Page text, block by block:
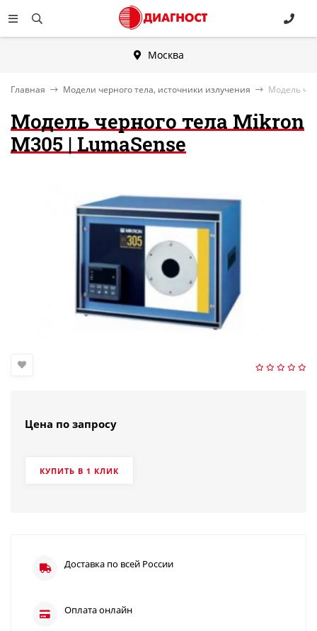
Москва
Главная Модели черного тела, источники излучения Модель
Модель черного тела Mikron
M305 | LumaSense
Цена по запросу
КУПИТЬ В 1 КЛИК
Доставка по всей России
Оплата онлайн